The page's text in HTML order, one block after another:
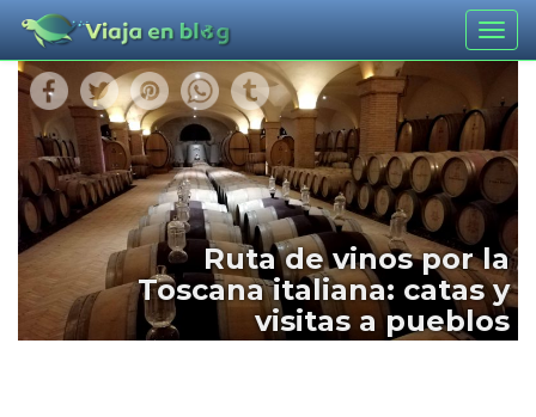
Ruta de vinos por la
Toscana italiana: catas y
visitas a pueblos